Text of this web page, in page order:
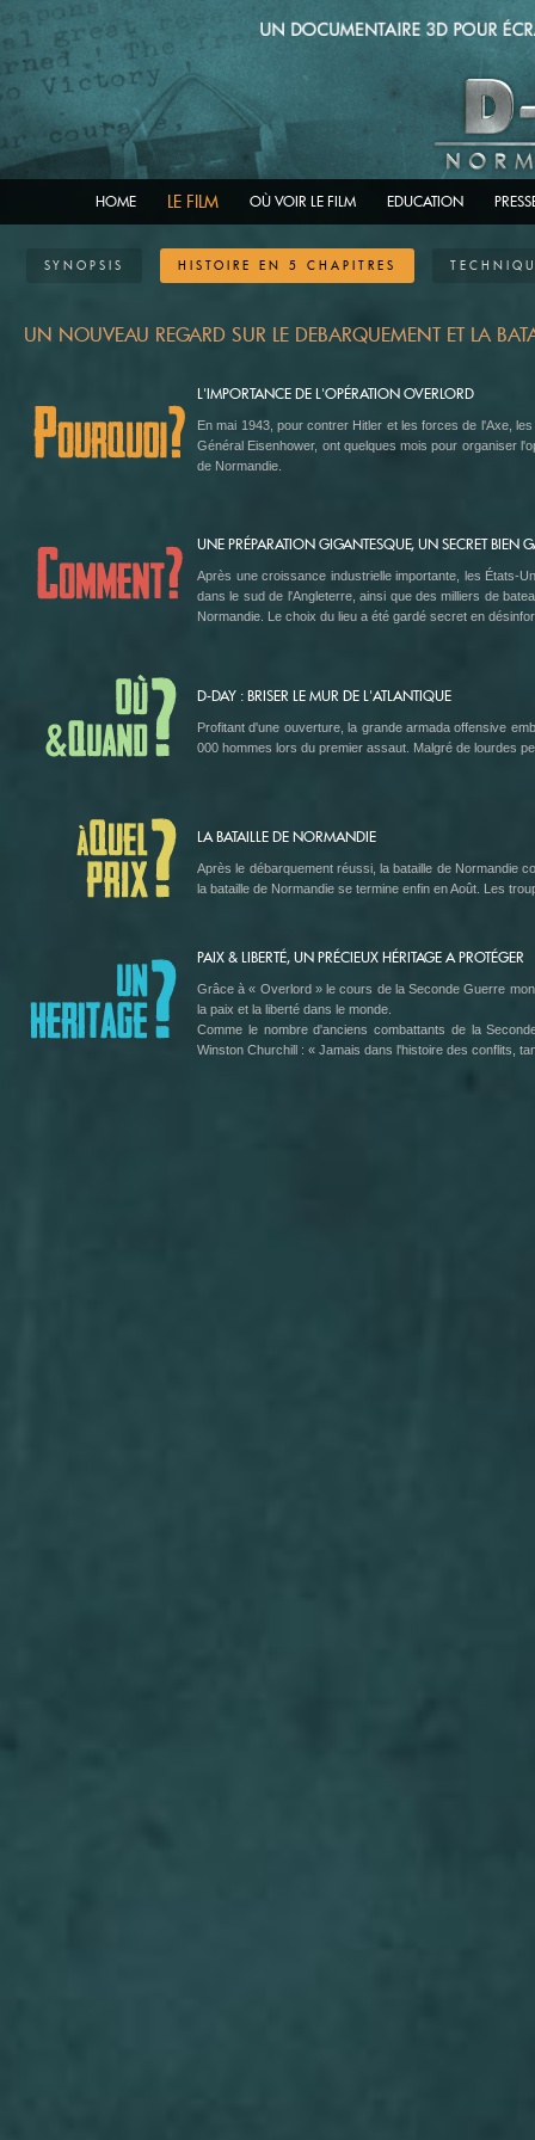
HOME LE FILM OÙ VOIR LE FILM EDUCATION
SYNOPSIS HISTOIRE EN 5 CHAPITRES
UN NOUVEAU REGARD SUR LE DEBARQUEMENT ET LA
L'IMPORTANCE DE L'OPÉRATION OVERLORD
En mai 1943, pour contrer Hitler et les forces de l'Axe,
Général Eisenhower, ont quelques mois pour organiser
de Normandie.
UNE PRÉPARATION GIGANTESQUE, UN SECRET BIEN
Après une croissance industrielle importante, les États-
dans le sud de l'Angleterre, ainsi que des milliers de
Normandie. Le choix du lieu a été gardé secret en
D-DAY : BRISER LE MUR DE L'ATLANTIQUE
Profitant d'une ouverture, la grande armada offensive
000 hommes lors du premier assaut. Malgré de lourdes
LA BATAILLE DE NORMANDIE
Après le débarquement réussi, la bataille de Normandie
la bataille de Normandie se termine enfin en Août. Les
PAIX & LIBERTÉ, UN PRÉCIEUX HÉRITAGE A PROTÉGER
Grâce à « Overlord » le cours de la Seconde Guerre
la paix et la liberté dans le monde.
Comme le nombre d'anciens combattants de la
Winston Churchill : « Jamais dans l'histoire des conflits,